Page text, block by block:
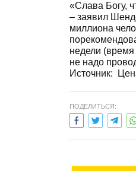
«Слава Богу,
– заявил
миллиона
недели
не надо
Источник:
ПОДЕЛИТЬСЯ: